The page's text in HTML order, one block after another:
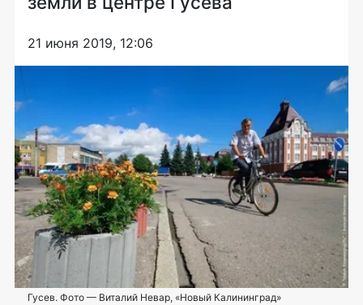
21 июня 2019, 12:06
Гусев. Фото — Виталий Невар, «Новый Калининград»